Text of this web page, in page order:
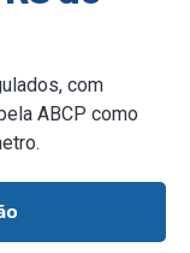
com
ABCP como